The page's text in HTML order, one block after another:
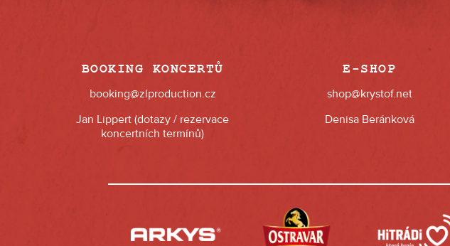
BOOKING KONCERTŮ
booking@zlproduction.cz
Jan Lippert (dotazy / rezervace
koncertních termínů)
E-SHOP
shop@krystof.net
Denisa Beránková